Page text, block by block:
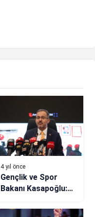
4 yıl önce
Gençlik ve Spor
Bakanı Kasapoğlu:
birinci fazda %80’lik